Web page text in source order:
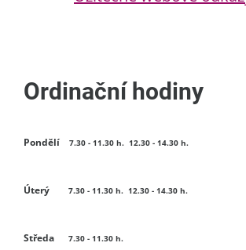
Ordinační hodiny
Pondělí 7.30 - 11.30 h. 12.30 - 14.30 h.
Úterý 7.30 - 11.30 h. 12.30 - 14.30 h.
Středa 7.30 - 11.30 h.